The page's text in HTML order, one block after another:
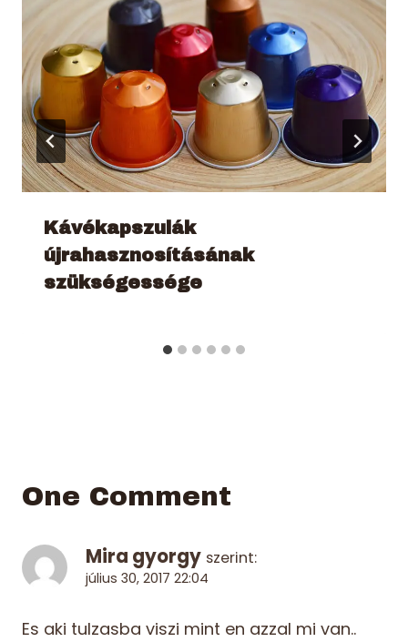
Kávékapszulák
újrahasznosításának
szükségessége
One Comment
Mira gyorgy szerint:
július 30, 2017 22:04
Es aki tulzasba viszi mint en azzal mi van..